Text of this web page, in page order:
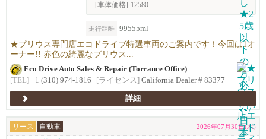
[車体価格] 12580
走行距離 99555ml
★プリウス専門店エコドライブ特選車両のご案内です！今回は1オ
ーナー!! 赤色の綺麗なプリウス...
Eco Drive Auto Sales & Repair (Torrance Office)
[TEL] +1 (310) 974-1816 [ライセンス] California Dealer # 83377
詳細
リース 自動車 2026年07月30日(木)